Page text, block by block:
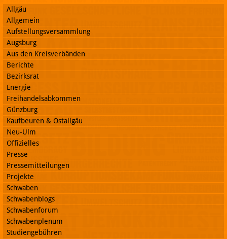
Allgäu
Allgemein
Aufstellungsversammlung
Augsburg
Aus den Kreisverbänden
Berichte
Bezirksrat
Energie
Freihandelsabkommen
Günzburg
Kaufbeuren & Ostallgäu
Neu-Ulm
Offizielles
Presse
Pressemitteilungen
Projekte
Schwaben
Schwabenblogs
Schwabenforum
Schwabenplenum
Studiengebühren